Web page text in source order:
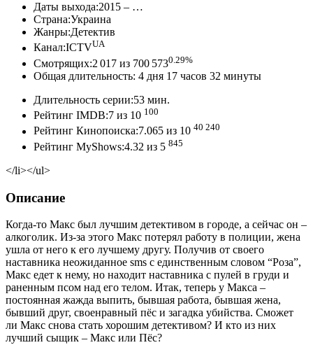
Даты выхода:2015 – …
Страна:Украина
Жанры:Детектив
Канал:ICTVUA
Смотрящих:2 017 из 700 5730.29%
Общая длительность: 4 дня 17 часов 32 минуты
Длительность серии:53 мин.
Рейтинг IMDB:7 из 10 100
Рейтинг Кинопоиска:7.065 из 10 40 240
Рейтинг MyShows:4.32 из 5 845
</li></ul>
Описание
Когда-то Макс был лучшим детективом в городе, а сейчас он –
алкоголик. Из-за этого Макс потерял работу в полиции, жена
ушла от него к его лучшему другу. Получив от своего
наставника неожиданное sms с единственным словом “Роза”,
Макс едет к нему, но находит наставника с пулей в груди и
раненным псом над его телом. Итак, теперь у Макса –
постоянная жажда выпить, бывшая работа, бывшая жена,
бывший друг, своенравный пёс и загадка убийства. Сможет
ли Макс снова стать хорошим детективом? И кто из них
лучший сыщик – Макс или Пёс?